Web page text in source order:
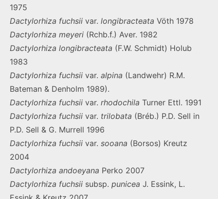
1975
Dactylorhiza fuchsii var. longibracteata Vöth 1978
Dactylorhiza meyeri (Rchb.f.) Aver. 1982
Dactylorhiza longibracteata (F.W. Schmidt) Holub
1983
Dactylorhiza fuchsii var. alpina (Landwehr) R.M.
Bateman & Denholm 1989).
Dactylorhiza fuchsii var. rhodochila Turner Ettl. 1991
Dactylorhiza fuchsii var. trilobata (Bréb.) P.D. Sell in
P.D. Sell & G. Murrell 1996
Dactylorhiza fuchsii var. sooana (Borsos) Kreutz
2004
Dactylorhiza andoeyana Perko 2007
Dactylorhiza fuchsii subsp. punicea J. Essink, L.